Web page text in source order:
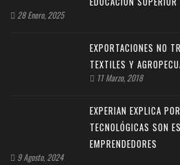
28 Enero, 2025
EXPORTACIONES NO
TEXTILES Y
11 Marzo, 2018
EXPERIAN EXPLICA
TECNOLÓGICAS SON
EMPRENDEDORES
9 Agosto, 2024